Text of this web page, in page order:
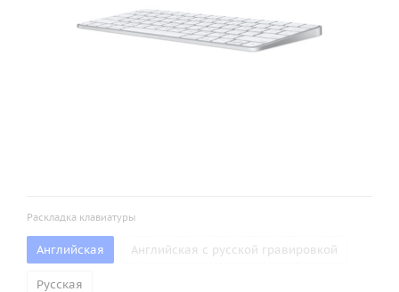
Раскладка клавиатуры
Английская Английская с русской гравировкой
Русская